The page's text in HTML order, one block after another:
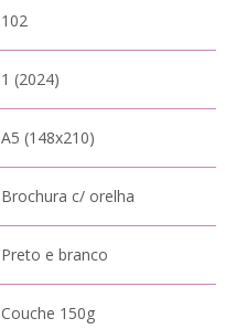
102
1 (2024)
A5 (148x210)
Brochura c/ orelha
Preto e branco
Couche 150g